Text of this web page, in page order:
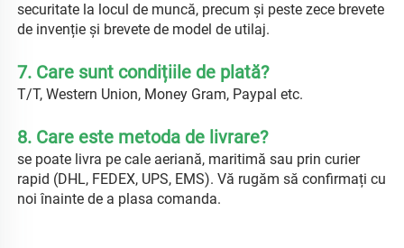
securitate la locul de muncă, precum și peste zece brevete
de invenție și brevete de model de utilaj.
7. Care sunt condițiile de plată?
T/T, Western Union, Money Gram, Paypal etc.
8. Care este metoda de livrare?
se poate livra pe cale aeriană, maritimă sau prin curier
rapid (DHL, FEDEX, UPS, EMS). Vă rugăm să confirmați cu
noi înainte de a plasa comanda.